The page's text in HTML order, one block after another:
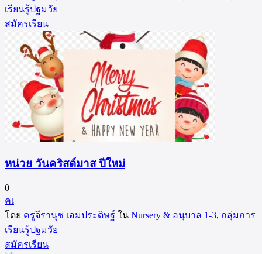
เรียนรู้ปฐมวัย
สมัครเรียน
หน่วย วันคริสต์มาส ปีใหม่
0
คเ
โดย ครูจีรานุช เอมประดิษฐ์ ใน Nursery & อนุบาล 1-3, กลุ่มการ
เรียนรู้ปฐมวัย
สมัครเรียน